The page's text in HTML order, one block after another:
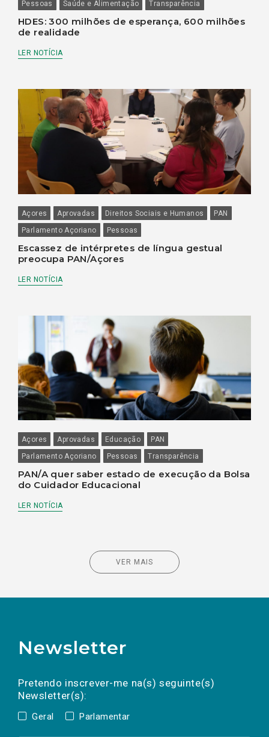
Pessoas Saúde e Alimentação Transparência
HDES: 300 milhões de esperança, 600 milhões
de realidade
LER NOTÍCIA
Açores Aprovadas Direitos Sociais e Humanos
PAN
Parlamento Açoriano
Pessoas
Escassez de intérpretes de língua gestual
preocupa PAN/Açores
LER NOTÍCIA
Açores Aprovadas Educação
PAN
Parlamento Açoriano
Pessoas Transparência
PAN/A quer saber estado de execução da Bolsa
do Cuidador Educacional
LER NOTÍCIA
VER MAIS
Newsletter
Pretendo inscrever-me na(s) seguinte(s)
Newsletter(s):
Geral Parlamentar
a(s) newsletter(s).
mail